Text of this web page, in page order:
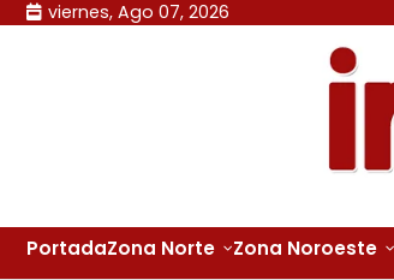
Skip viernes, Ago 07, 2026
PortadaZona Norte Zona Noroeste